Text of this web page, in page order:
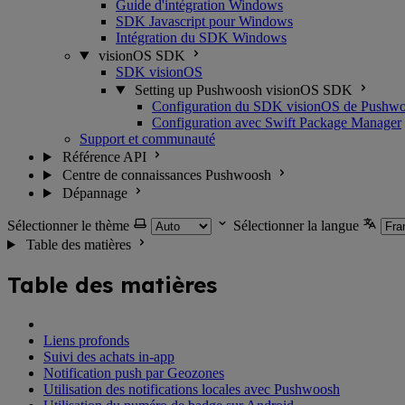
Guide d'intégration Windows
SDK Javascript pour Windows
Intégration du SDK Windows
visionOS SDK
SDK visionOS
Setting up Pushwoosh visionOS SDK
Configuration du SDK visionOS de
Configuration avec Swift Package Manager
Support et communauté
Référence API
Centre de connaissances Pushwoosh
Dépannage
Sélectionner le thème
Sélectionner la langue
Table des matières
Table des matières
Liens profonds
Suivi des achats in-app
Notification push par Geozones
Utilisation des notifications locales avec Pushwoosh